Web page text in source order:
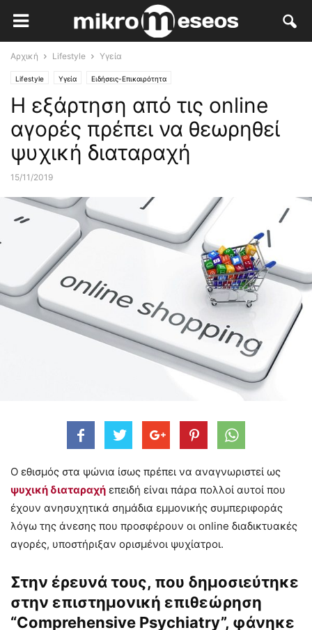
Αρχική Lifestyle Υγεία
Lifestyle Υγεία Ειδήσεις-Επικαιρότητα
Η εξάρτηση από τις online
αγορές πρέπει να θεωρηθεί
ψυχική διαταραχή
15/11/2019
Ο εθισμός στα ψώνια ίσως πρέπει να αναγνωριστεί ως
ψυχική διαταραχή επειδή είναι πάρα πολλοί αυτοί που
έχουν ανησυχητικά σημάδια εμμονικής συμπεριφοράς
λόγω της άνεσης που προσφέρουν οι online διαδικτυακές
αγορές, υποστήριξαν ορισμένοι ψυχίατροι.
Στην έρευνά τους, που δημοσιεύτηκε
στην επιστημονική επιθεώρηση
“Comprehensive Psychiatry”, φάνηκε